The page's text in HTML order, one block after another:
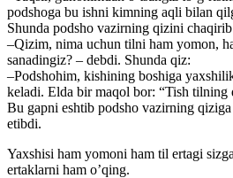
podshoga bu ishni kimning aqli bilan
Shunda podsho vazirning qizini
–Qizim, nima uchun tilni ham yomon,
sanadingiz? – debdi. Shunda qiz:
–Podshohim, kishining boshiga
keladi. Elda bir maqol bor: “Tish tilning
Bu gapni eshtib podsho vazirning
etibdi.
Yaxshisi ham yomoni ham til ertagi
ertaklarni ham o’qing.